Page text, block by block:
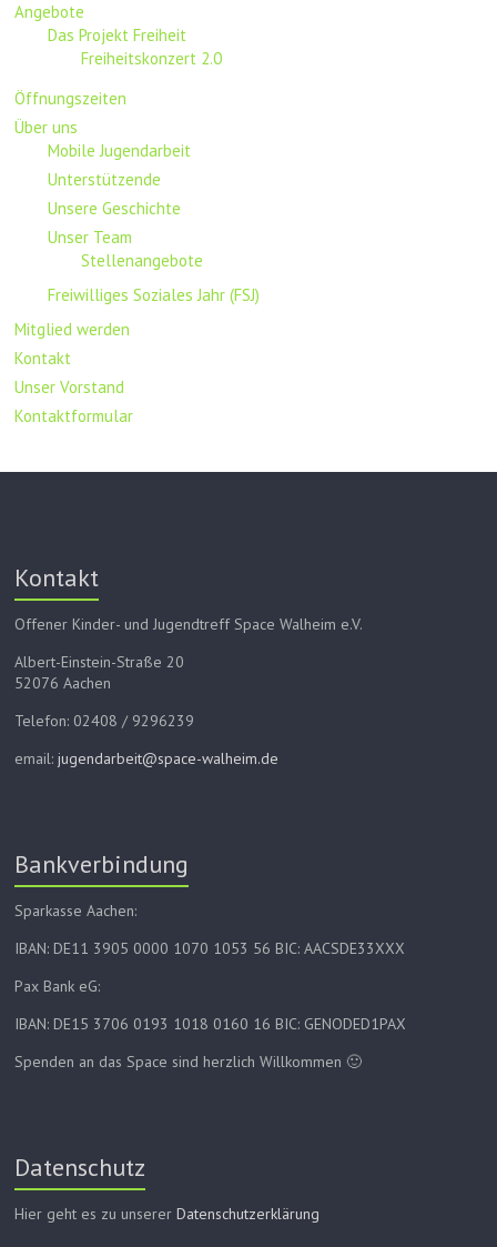
Angebote
Das Projekt Freiheit
Freiheitskonzert 2.0
Öffnungszeiten
Über uns
Mobile Jugendarbeit
Unterstützende
Unsere Geschichte
Unser Team
Stellenangebote
Freiwilliges Soziales Jahr (FSJ)
Mitglied werden
Kontakt
Unser Vorstand
Kontaktformular
Kontakt
Offener Kinder- und Jugendtreff Space Walheim e.V.
Albert-Einstein-Straße 20
52076 Aachen
Telefon: 02408 / 9296239
email:jugendarbeit@space-walheim.de
Bankverbindung
Sparkasse Aachen:
IBAN: DE11 3905 0000 1070 1053 56 BIC: AACSDE33XXX
Pax Bank eG:
IBAN: DE15 3706 0193 1018 0160 16 BIC: GENODED1PAX
Spenden an das Space sind herzlich Willkommen 🙂
Datenschutz
Hier geht es zu unsererDatenschutzerklärung